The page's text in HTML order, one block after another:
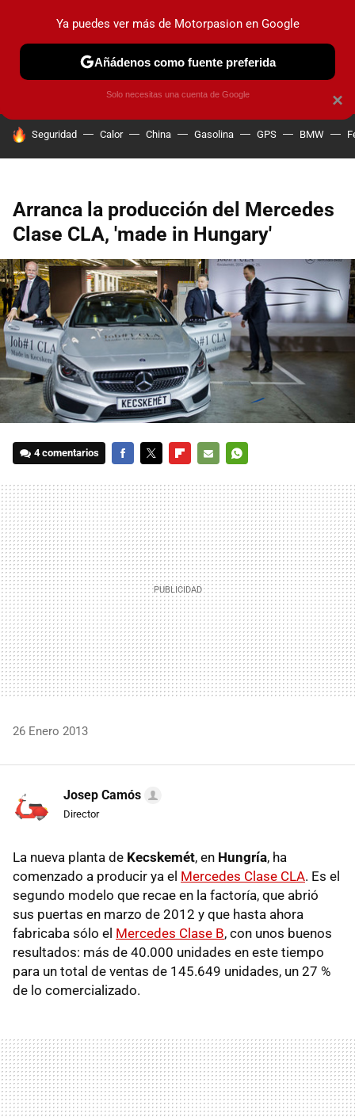
PRUEBAS COCHES ELÉCTRICOS OBSERVATORIO
HOY SE HABLA DE
Seguridad Calor China Gasolina GPS BMW
Arranca la producción del Mercedes
Clase CLA, 'made in Hungary'
4 comentarios
MAIL
26 Enero 2013
Josep Camós
Director
La nueva planta de Kecskemét, en Hungría, ha
comenzado a producir ya el Mercedes Clase CLA. Es el
segundo modelo que recae en la factoría, que abrió
sus puertas en marzo de 2012 y que hasta ahora
fabricaba sólo el Mercedes Clase B, con unos buenos
resultados: más de 40.000 unidades en este tiempo
para un total de ventas de 145.649 unidades, un 27 %
de lo comercializado.
×
Ya puedes ver más de Motorpasion en Google
Añádenos como fuente preferida
Solo necesitas una cuenta de Google